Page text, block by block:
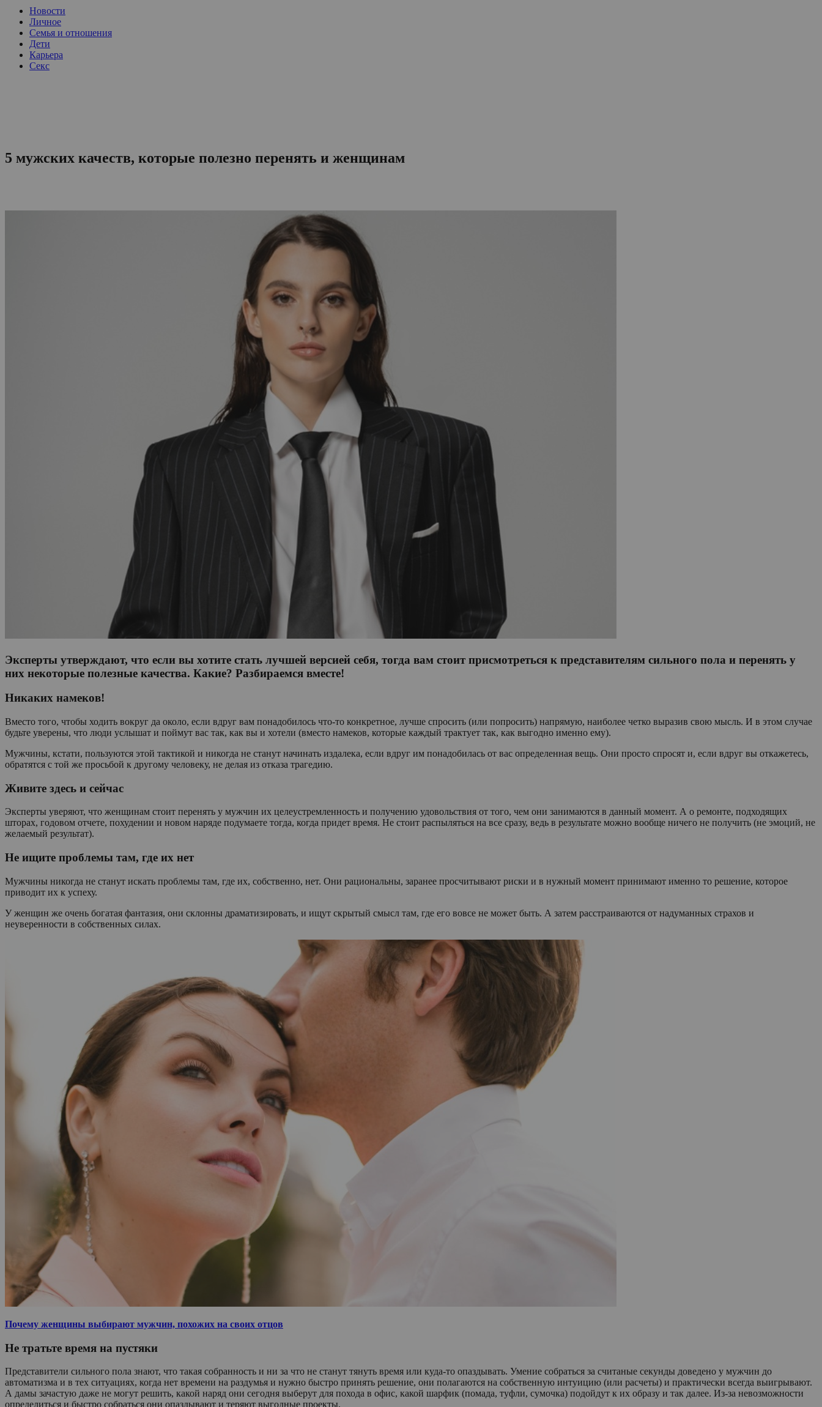
Новости
Личное
Семья и отношения
Дети
Карьера
Секс
5 мужских качеств, которые полезно перенять и женщинам
Эксперты утверждают, что если вы хотите стать лучшей версией себя, тогда вам стоит присмотреться к представителям сильного пола и перенять у
них некоторые полезные качества. Какие? Разбираемся вместе!
Никаких намеков!
Вместо того, чтобы ходить вокруг да около, если вдруг вам понадобилось что-то конкретное, лучше спросить (или попросить) напрямую, наиболее четко выразив свою мысль. И в этом случае
будьте уверены, что люди услышат и поймут вас так, как вы и хотели (вместо намеков, которые каждый трактует так, как выгодно именно ему).
Мужчины, кстати, пользуются этой тактикой и никогда не станут начинать издалека, если вдруг им понадобилась от вас определенная вещь. Они просто спросят и, если вдруг вы откажетесь,
обратятся с той же просьбой к другому человеку, не делая из отказа трагедию.
Живите здесь и сейчас
Эксперты уверяют, что женщинам стоит перенять у мужчин их целеустремленность и получению удовольствия от того, чем они занимаются в данный момент. А о ремонте, подходящих
шторах, годовом отчете, похудении и новом наряде подумаете тогда, когда придет время. Не стоит распыляться на все сразу, ведь в результате можно вообще ничего не получить (не эмоций, не
желаемый результат).
Не ищите проблемы там, где их нет
Мужчины никогда не станут искать проблемы там, где их, собственно, нет. Они рациональны, заранее просчитывают риски и в нужный момент принимают именно то решение, которое
приводит их к успеху.
У женщин же очень богатая фантазия, они склонны драматизировать, и ищут скрытый смысл там, где его вовсе не может быть. А затем расстраиваются от надуманных страхов и
неуверенности в собственных силах.
Почему женщины выбирают мужчин, похожих на своих отцов
Не тратьте время на пустяки
Представители сильного пола знают, что такая собранность и ни за что не станут тянуть время или куда-то опаздывать. Умение собраться за считаные секунды доведено у мужчин до
автоматизма и в тех ситуациях, когда нет времени на раздумья и нужно быстро принять решение, они полагаются на собственную интуицию (или расчеты) и практически всегда выигрывают.
А дамы зачастую даже не могут решить, какой наряд они сегодня выберут для похода в офис, какой шарфик (помада, туфли, сумочка) подойдут к их образу и так далее. Из-за невозможности
определиться и быстро собраться они опаздывают и теряют выгодные проекты.